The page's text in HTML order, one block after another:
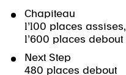
Chapiteau
1’100 places assises,
1’600 places debout
Next Step
480 places debout